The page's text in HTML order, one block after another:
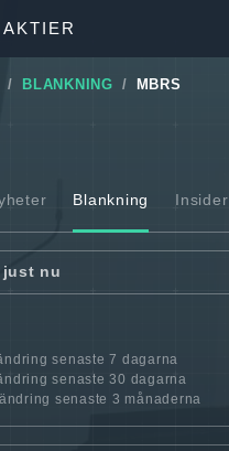
BLANKNING MBRS
Blankning Insider
nu
senaste 7 dagarna
senaste 30 dagarna
senaste 3 månaderna